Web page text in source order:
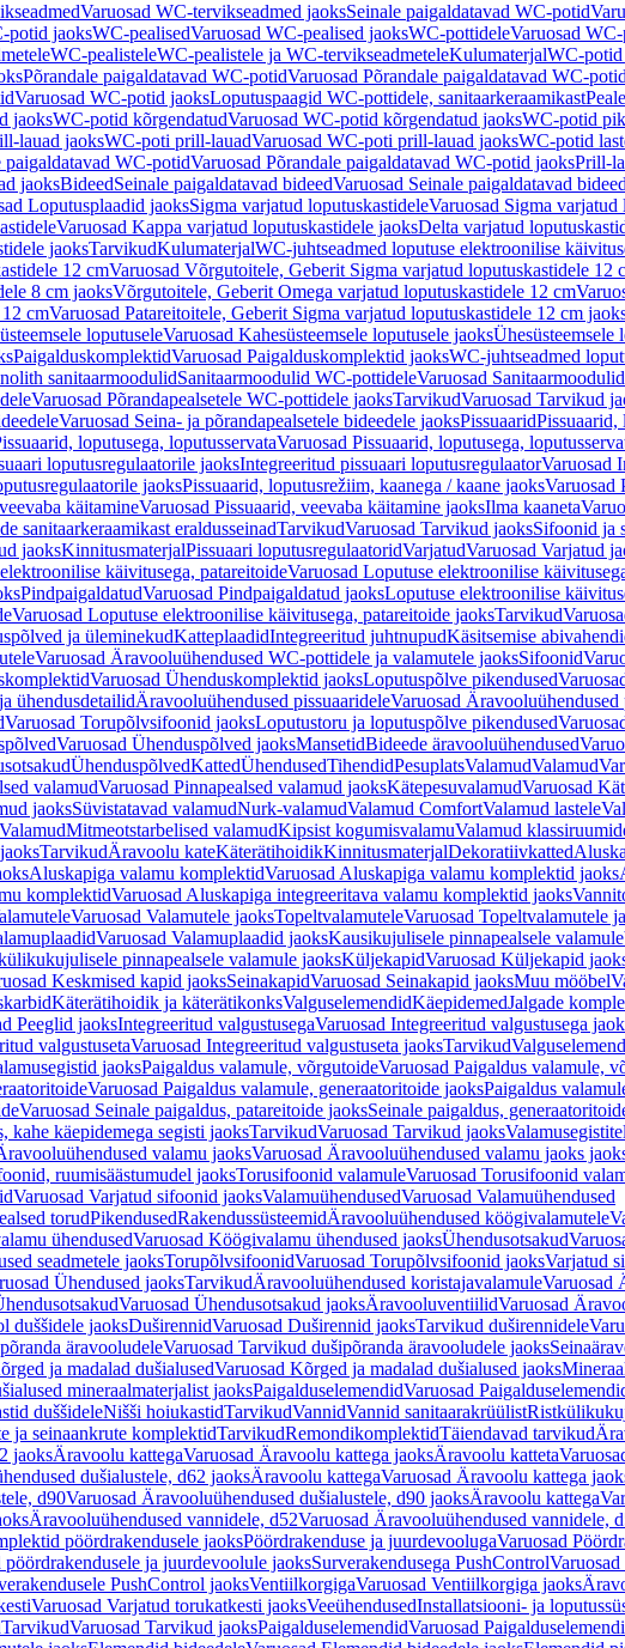
Varuosad WC-tervikseadmed jaoksSeinale paigaldatavad WC-potid
potid jaoksWC-pealisedVaruosad WC-pealised jaoksWC-pottideleVaruosad
WC-pealisteleWC-pealistele ja WC-tervikseadmeteleKulumaterjalWC-
Põrandale paigaldatavad WC-potidVaruosad Põrandale paigaldatavad WC-
Varuosad WC-potid jaoksLoputuspaagid WC-pottidele, sanitaarkeraamikast
jaoksWC-potid kõrgendatudVaruosad WC-potid kõrgendatud jaoksWC-potid
lauad jaoksWC-poti prill-lauadVaruosad WC-poti prill-lauad jaoksWC-potid
paigaldatavad WC-potidVaruosad Põrandale paigaldatavad WC-potid jaoksPrill-
jaoksBideedSeinale paigaldatavad bideedVaruosad Seinale paigaldatavad
Loputusplaadid jaoksSigma varjatud loputuskastideleVaruosad Sigma
Varuosad Kappa varjatud loputuskastidele jaoksDelta varjatud
jaoksTarvikudKulumaterjalWC-juhtseadmed loputuse elektroonilise
12 cmVaruosad Võrgutoitele, Geberit Sigma varjatud loputuskastidele 12
8 cm jaoksVõrgutoitele, Geberit Omega varjatud loputuskastidele 12 cm
cmVaruosad Patareitoitele, Geberit Sigma varjatud loputuskastidele 12 cm
loputuseleVaruosad Kahesüsteemsele loputusele jaoksÜhesüsteemsele
PaigalduskomplektidVaruosad Paigalduskomplektid jaoksWC-juhtseadmed
sanitaarmoodulidSanitaarmoodulid WC-pottideleVaruosad
Varuosad Põrandapealsetele WC-pottidele jaoksTarvikudVaruosad Tarvikud
Varuosad Seina- ja põrandapealsetele bideedele jaoksPissuaaridPissuaarid,
loputusega, loputusservataVaruosad Pissuaarid, loputusega,
loputusregulaatorile jaoksIntegreeritud pissuaari loputusregulaatorVaruosad
jaoksPissuaarid, loputusrežiim, kaanega / kaane jaoksVaruosad
käitamineVaruosad Pissuaarid, veevaba käitamine jaoksIlma kaaneta
sanitaarkeraamikast eraldusseinadTarvikudVaruosad Tarvikud jaoksSifoonid ja
jaoksKinnitusmaterjalPissuaari loputusregulaatoridVarjatudVaruosad Varjatud
käivitusega, patareitoideVaruosad Loputuse elektroonilise
PindpaigaldatudVaruosad Pindpaigaldatud jaoksLoputuse elektroonilise
Varuosad Loputuse elektroonilise käivitusega, patareitoide jaoksTarvikud
ja üleminekudKatteplaadidIntegreeritud juhtnupudKäsitsemise
Varuosad Äravooluühendused WC-pottidele ja valamutele jaoksSifoonid
Varuosad Ühenduskomplektid jaoksLoputuspõlve pikendused
ühendusdetailidÄravooluühendused pissuaarideleVaruosad Äravooluühendused
Varuosad Torupõlvsifoonid jaoksLoputustoru ja loputuspõlve pikendused
Varuosad Ühenduspõlved jaoksMansetidBideede äravooluühendused
ÜhenduspõlvedKattedÜhendusedTihendidPesuplatsValamudValamud
valamudVaruosad Pinnapealsed valamud jaoksKätepesuvalamudVaruosad
jaoksSüvistatavad valamudNurk-valamudValamud ComfortValamud lastele
ValamudMitmeotstarbelised valamudKipsist kogumisvalamuValamud
TarvikudÄravoolu kateKäterätihoidikKinnitusmaterjalDekoratiivkatted
Aluskapiga valamu komplektidVaruosad Aluskapiga valamu komplektid jaoks
komplektidVaruosad Aluskapiga integreeritava valamu komplektid jaoks
Varuosad Valamutele jaoksTopeltvalamuteleVaruosad Topeltvalamutele
Varuosad Valamuplaadid jaoksKausikujulisele pinnapealsele valamule
pinnapealsele valamule jaoksKüljekapidVaruosad Küljekapid
Keskmised kapid jaoksSeinakapidVaruosad Seinakapid jaoksMuu mööbel
Käterätihoidik ja käterätikonksValguselemendidKäepidemedJalgade
Peeglid jaoksIntegreeritud valgustusegaVaruosad Integreeritud valgustusega
valgustusetaVaruosad Integreeritud valgustuseta jaoksTarvikud
jaoksPaigaldus valamule, võrgutoideVaruosad Paigaldus valamule,
Varuosad Paigaldus valamule, generaatoritoide jaoksPaigaldus
Varuosad Seinale paigaldus, patareitoide jaoksSeinale paigaldus,
kahe käepidemega segisti jaoksTarvikudVaruosad Tarvikud jaoks
valamu jaoksVaruosad Äravooluühendused valamu jaoks
ruumisäästumudel jaoksTorusifoonid valamuleVaruosad Torusifoonid
Varuosad Varjatud sifoonid jaoksValamuühendusedVaruosad Valamuühendused
torudPikendusedRakendussüsteemidÄravooluühendused köögivalamutele
ühendusedVaruosad Köögivalamu ühendused jaoksÜhendusotsakud
seadmetele jaoksTorupõlvsifoonidVaruosad Torupõlvsifoonid jaoksVarjatud
Ühendused jaoksTarvikudÄravooluühendused koristajavalamuleVaruosad
Varuosad Ühendusotsakud jaoksÄravooluventiilidVaruosad
duššidele jaoksDuširennidVaruosad Duširennid jaoksTarvikud duširennidele
äravooludeleVaruosad Tarvikud dušipõranda äravooludele jaoks
ja madalad dušialusedVaruosad Kõrged ja madalad dušialused jaoks
mineraalmaterjalist jaoksPaigalduselemendidVaruosad
duššideleNišši hoiukastidTarvikudVannidVannid sanitaarakrüülist
ja seinaankrute komplektidTarvikudRemondikomplektidTäiendavad tarvikud
jaoksÄravoolu kattegaVaruosad Äravoolu kattega jaoksÄravoolu katteta
dušialustele, d62 jaoksÄravoolu kattegaVaruosad Äravoolu kattega
d90Varuosad Äravooluühendused dušialustele, d90 jaoksÄravoolu kattega
Äravooluühendused vannidele, d52Varuosad Äravooluühendused vannidele,
pöördrakendusele jaoksPöördrakenduse ja juurdevoolugaVaruosad
ja juurdevoolule jaoksSurverakendusega PushControl
PushControl jaoksVentiilkorgigaVaruosad Ventiilkorgiga jaoks
Varuosad Varjatud torukatkesti jaoksVeeühendusedInstallatsiooni- ja
TarvikudVaruosad Tarvikud jaoksPaigalduselemendidVaruosad